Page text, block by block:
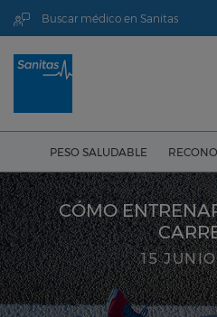
Buscar médico en Sanitas
PESO SALUDABLE
CÓMO
15